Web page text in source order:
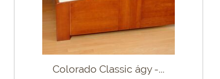
Colorado Classic ágy -...